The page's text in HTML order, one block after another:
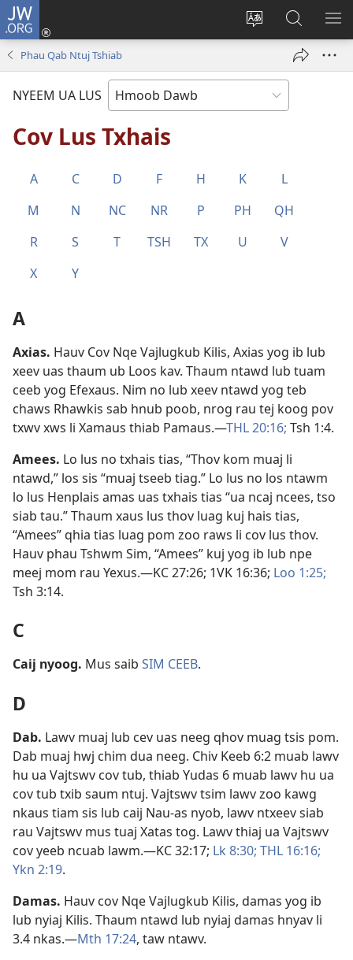
JW.ORG
Hloov
xaij
Txuas
Ntxiv
window)
Nrhiav
Hauv
JW.ORG
Phau Qab Ntuj Tshiab
NYEEM UA LUS
Cov Lus Txhais
A C D F H K
L
M
N NC NR P PH
QH
R
S T TSH TX U
V
X
Y
A
Axias. Hauv Cov Nqe Vajlugkub Kilis, Axias yog ib lub
xeev uas thaum ub Loos kav. Thaum ntawd lub tuam
ceeb yog Efexaus. Nim no lub xeev ntawd yog teb
chaws Rhawkis sab hnub poob, nrog rau tej koog pov
txwv xws li Xamaus thiab Pamaus.​—THL 20:16; Tsh 1:4.
Amees. Lo lus no txhais tias, “Thov kom muaj li
ntawd,” los sis “muaj tseeb tiag.” Lo lus no los ntawm
lo lus Henplais amas uas txhais tias “ua ncaj ncees, tso
siab tau.” Thaum xaus lus thov luag kuj hais tias,
“Amees” qhia tias luag pom zoo raws li cov lus thov.
Hauv phau Tshwm Sim, “Amees” kuj yog ib lub npe
meej mom rau Yexus.​—KC 27:26; 1VK 16:36; Loo 1:25;
Tsh 3:14.
C
Caij nyoog. Mus saib SIM CEEB.
D
Dab. Lawv muaj lub cev uas neeg qhov muag tsis pom.
Dab muaj hwj chim dua neeg. Chiv Keeb 6:2 muab lawv
hu ua Vajtswv cov tub, thiab Yudas 6 muab lawv hu ua
cov tub txib saum ntuj. Vajtswv tsim lawv zoo kawg
nkaus tiam sis lub caij Nau-as nyob, lawv ntxeev siab
rau Vajtswv mus tuaj Xatas tog. Lawv thiaj ua Vajtswv
cov yeeb ncuab lawm.​—KC 32:17; Lk 8:30; THL 16:16;
Ykn 2:19.
Damas. Hauv cov Nqe Vajlugkub Kilis, damas yog ib
lub nyiaj Kilis. Thaum ntawd lub nyiaj damas hnyav li
3.4 nkas.​—Mth 17:24, taw ntawv.